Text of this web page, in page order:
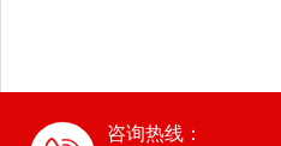
咨询热线：